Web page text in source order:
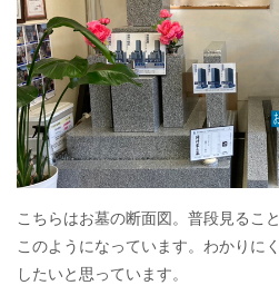
こちらはお墓の断面図。普段見るこ
このようになっています。わかりに
したいと思っています。